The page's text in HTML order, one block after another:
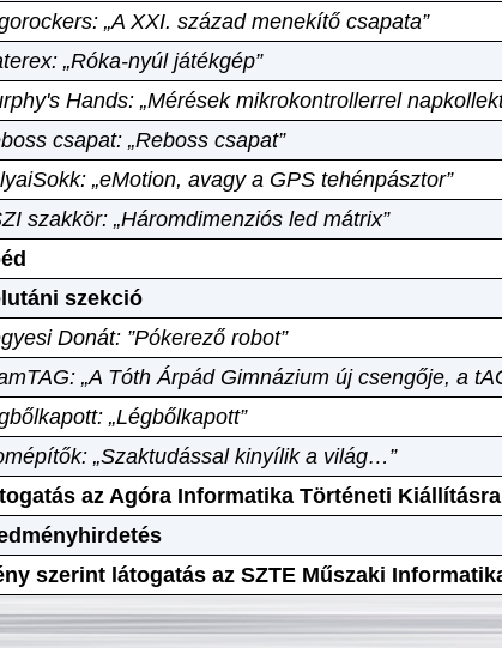
„A XXI. század menekítő csapata”
„Róka-nyúl játékgép”
Hands: „Mérések mikrokontrollerrel
csapat: „Reboss csapat”
„eMotion, avagy a GPS tehénpásztor”
szakkör: „Háromdimenziós led mátrix”
szekció
Donát: ”Pókerező robot”
„A Tóth Árpád Gimnázium új csengője, a
„Légbőlkapott”
„Szaktudással kinyílik a világ…”
az Agóra Informatika Történeti Kiállításra
szerint látogatás az SZTE Műszaki